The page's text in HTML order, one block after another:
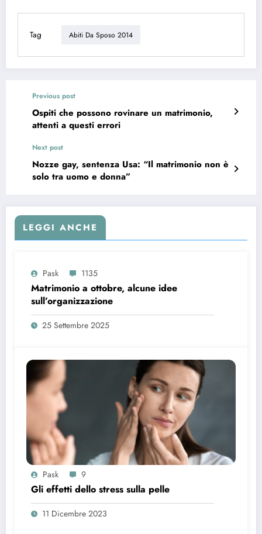
Tag Abiti Da Sposo 2014
Previous post
Ospiti che possono rovinare un matrimonio,
attenti a questi errori
Next post
Nozze gay, sentenza Usa: “Il matrimonio non è
solo tra uomo e donna”
LEGGI ANCHE
Pask 1135
Matrimonio a ottobre, alcune idee
sull’organizzazione
25 Settembre 2025
Pask 9
Gli effetti dello stress sulla pelle
11 Dicembre 2023